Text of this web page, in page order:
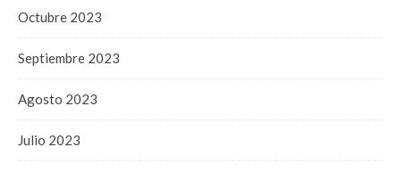
Octubre 2023
Septiembre 2023
Agosto 2023
Julio 2023